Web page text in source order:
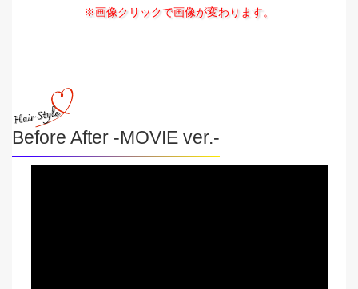
※画像クリックで画像が変わります。
Before After -MOVIE ver.-